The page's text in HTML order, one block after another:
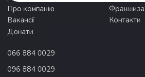
Про компанію
Франшиза
Вакансії
Контакти
Донати
066 884 0029
096 884 0029